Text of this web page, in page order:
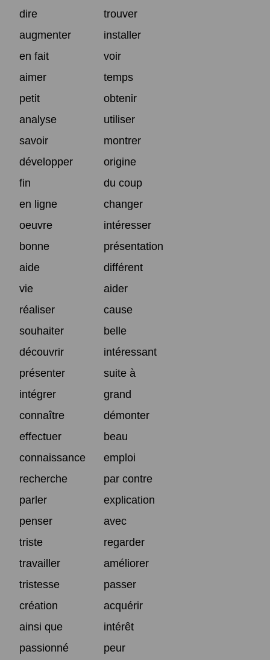
dire
trouver
augmenter
installer
en fait
voir
aimer
temps
petit
obtenir
analyse
utiliser
savoir
montrer
développer
origine
fin
du coup
en ligne
changer
oeuvre
intéresser
bonne
présentation
aide
différent
vie
aider
réaliser
cause
souhaiter
belle
découvrir
intéressant
présenter
suite à
intégrer
grand
connaître
démonter
effectuer
beau
connaissance
emploi
recherche
par contre
parler
explication
penser
avec
triste
regarder
travailler
améliorer
tristesse
passer
création
acquérir
ainsi que
intérêt
passionné
peur